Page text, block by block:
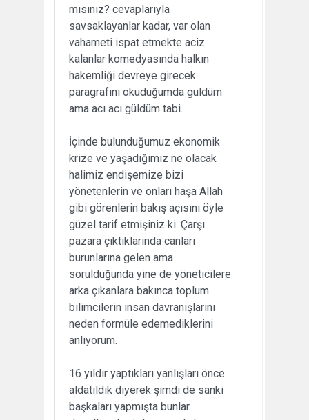
mısınız? cevaplarıyla
savsaklayanlar kadar, var olan
vahameti ispat etmekte aciz
kalanlar komedyasında halkın
hakemliği devreye girecek
paragrafını okuduğumda güldüm
ama acı acı güldüm tabi.
İçinde bulunduğumuz ekonomik
krize ve yaşadığımız ne olacak
halimiz endişemize bizi
yönetenlerin ve onları haşa Allah
gibi görenlerin bakış açısını öyle
güzel tarif etmişiniz ki. Çarşı
pazara çıktıklarında canları
burunlarına gelen ama
sorulduğunda yine de yöneticilere
arka çıkanlara bakınca toplum
bilimcilerin insan davranışlarını
neden formüle edemediklerini
anlıyorum.
16 yıldır yaptıkları yanlışları önce
aldatıldık diyerek şimdi de sanki
başkaları yapmışta bunlar